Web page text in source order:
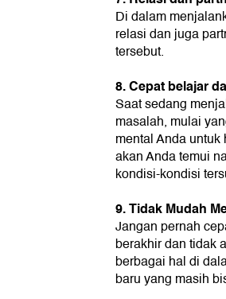
Di dalam
relasi dan juga
tersebut.
8. Cepat belajar
Saat sedang
masalah, mulai
mental Anda
akan Anda temui
kondisi-kondisi
9. Tidak Mudah
Jangan pernah
berakhir dan tidak
berbagai hal di
baru yang masih